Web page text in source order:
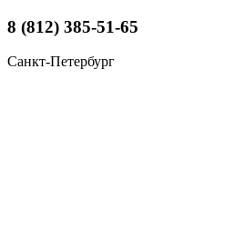
8 (812) 385-51-65
Санкт-Петербург